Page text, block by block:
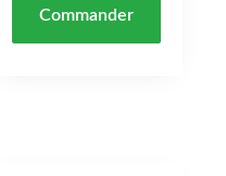
Commander